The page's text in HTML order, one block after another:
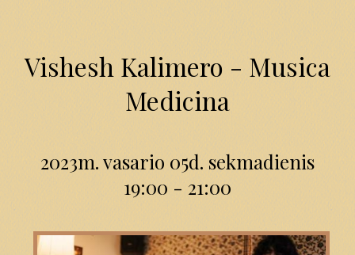
Vishesh Kalimero - Musica
Medicina
2023m. vasario 05d. sekmadienis
19:00 - 21:00